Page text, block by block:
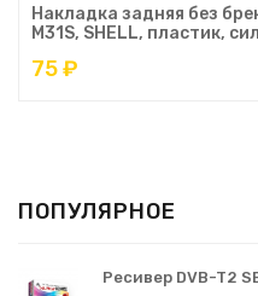
Накладка задняя без
M31S, SHELL, пластик,
75 ₽
ПОПУЛЯРНОЕ
Ресивер DVB-T2